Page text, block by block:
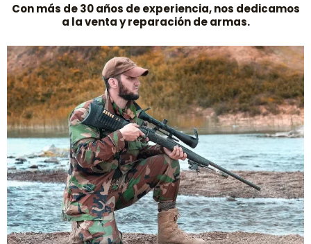
Con más de 30 años de experiencia, nos dedicamos
a la venta y reparación de armas.